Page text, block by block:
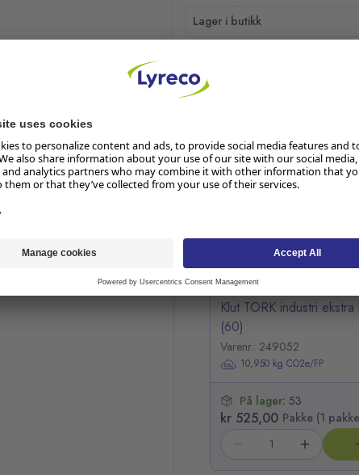
Lager i butikk
RELATERTE PRODUKTER
Klut TORK industri
(60)
Varenr.: 249052
10,950 kg CO2e/FP
På lager: 53
kr 525,00 Pakke (1